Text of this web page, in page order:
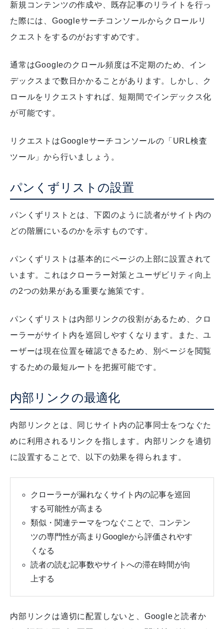
新規コンテンツの作成や、既存記事のリライトを行っ
た際には、Googleサーチコンソールからクロールリ
クエストをするのがおすすめです。
通常はGoogleのクロール頻度は不定期のため、イン
デックスまで数日かかることがあります。しかし、ク
ロールをリクエストすれば、短期間でインデックス化
が可能です。
リクエストはGoogleサーチコンソールの「URL検査
ツール」から行いましょう。
パンくずリストの設置
パンくずリストとは、下図のように読者がサイト内の
どの階層にいるのかを示すものです。
パンくずリストは基本的にページの上部に設置されて
います。これはクローラー対策とユーザビリティ向上
の2つの効果がある重要な施策です。
パンくずリストは内部リンクの役割があるため、クロ
ーラーがサイト内を巡回しやすくなります。また、ユ
ーザーは現在位置を確認できるため、別ページを閲覧
するための最短ルートを把握可能です。
内部リンクの最適化
内部リンクとは、同じサイト内の記事同士をつなぐた
めに利用されるリンクを指します。内部リンクを適切
に設置することで、以下の効果を得られます。
クローラーが漏れなくサイト内の記事を巡回
する可能性が高まる
類似・関連テーマをつなぐことで、コンテン
ツの専門性が高まりGoogleから評価されやす
くなる
読者の読む記事数やサイトへの滞在時間が向
上する
内部リンクは適切に配置しないと、Googleと読者か